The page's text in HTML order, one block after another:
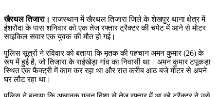
खैरथल तिजारा। राजस्थान में खैरथल तिजारा जिले के शेखपुर थाना क्षेत्र में
ईशरौदा के पास शनिवार को एक तेज रफ्तार ट्रैक्टर की चपेट में आने से मोटर
साइकिल सवार एक युवक की मौत हो गई।
पुलिस सूत्रों ने रविवार को बताया कि मृतक की पहचान अमन कुमार (26) के
रूप में हुई है, जो तिजारा के राईखेड़ा गांव का निवासी था। अमन कुमार टपूकड़ा
स्थित एक फैक्ट्री में काम कर रहा था और रात करीब आठ बजे मोटर से अपने
घर लौट रहा था।